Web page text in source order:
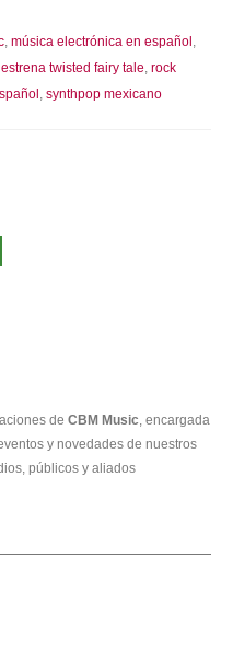
, música electrónica en español
twisted fairy tale rock
synthpop mexicano
de CBM Music , encargada
y novedades de nuestros
públicos y aliados